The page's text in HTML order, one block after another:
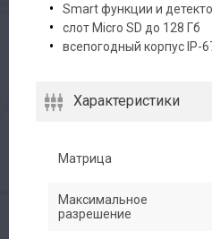
Smart функции и
слот Micro SD до 128 Гб
всепогодный корпус IP-
Характеристики
Матрица
Максимальное
разрешение